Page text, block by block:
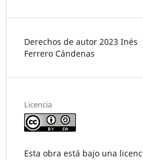
Derechos de autor 2023 Inés
Ferrero Cándenas
Licencia
Esta obra está bajo una